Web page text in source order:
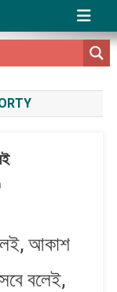
আকাশ
বলেই,